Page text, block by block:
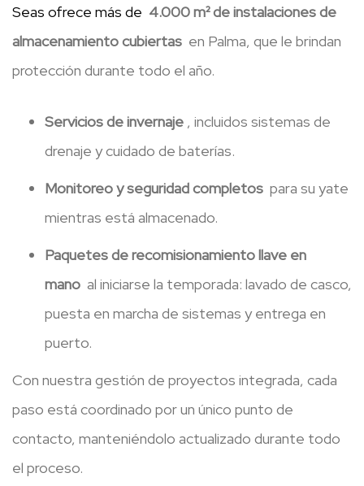
Seas ofrece más de 4.000 m² de instalaciones de
almacenamiento cubiertas en Palma, que le brindan
protección durante todo el año.
Servicios de invernaje , incluidos sistemas de
drenaje y cuidado de baterías.
Monitoreo y seguridad completos para su yate
mientras está almacenado.
Paquetes de recomisionamiento llave en
mano al iniciarse la temporada: lavado de casco,
puesta en marcha de sistemas y entrega en
puerto.
Con nuestra gestión de proyectos integrada, cada
paso está coordinado por un único punto de
contacto, manteniéndolo actualizado durante todo
el proceso.